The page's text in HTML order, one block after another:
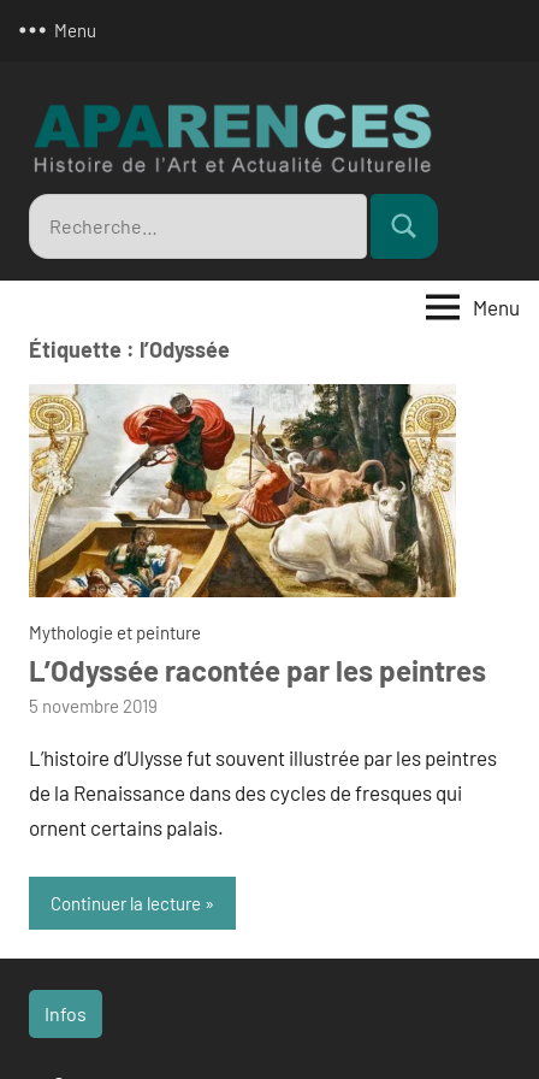
Menu
Recherche
pour
:
Rechercher
Menu
Étiquette : l’Odyssée
Mythologie et peinture
L’Odyssée racontée par les peintres
par
5 novembre 2019
L’histoire d’Ulysse fut souvent illustrée par les peintres
de la Renaissance dans des cycles de fresques qui
ornent certains palais.
Continuer la lecture
Infos